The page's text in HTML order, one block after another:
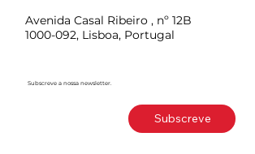
Avenida Casal Ribeiro , nº 12B
1000-092, Lisboa, Portugal
Subscreve a nossa newsletter.
Subscreve